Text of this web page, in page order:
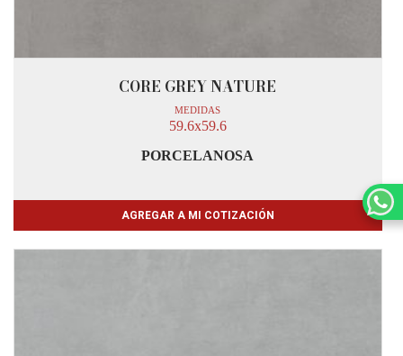
CORE GREY NATURE
MEDIDAS
59.6x59.6
PORCELANOSA
AGREGAR A MI COTIZACIÓN